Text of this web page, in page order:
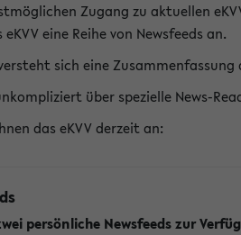
Zugang zu aktuellen
eine Reihe von Newsfeeds an.
sich eine
über spezielle News-
das eKVV derzeit an:
persönliche Newsfeeds zur